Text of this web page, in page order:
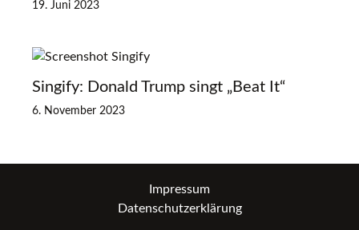
19. Juni 2023
Singify: Donald Trump singt „Beat It“
6. November 2023
Impressum
Datenschutzerklärung